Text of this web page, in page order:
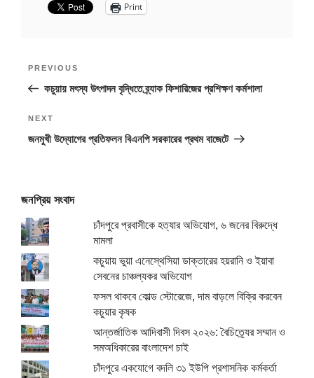
Print
Previous
Post
PREVIOUS
কচুয়ায় মৎস্য উৎপাদন বৃদ্ধিতে ব্র্যাক ফিশারিজের প্রশিক্ষণ কর্মশালা
Next
Post
NEXT
জনমুখী উদ্যোগের প্রতিফলন বিএনপি সরকারের প্রথম বাজেটে
জনপ্রিয় সংবাদ
চাঁদপুরে প্রবাসীকে হত্যার অভিযোগ, ৬ জনের বিরুদ্ধে
মামলা
কচুয়ায় ভুয়া এনেস্থেসিয়া ডাক্তারের হয়রানি ও ইয়াবা
সেবনের চাঞ্চল্যকর অভিযোগ
ফসল থাকবে কোল্ড স্টোরেজে, দাম বাড়লে বিক্রি করবেন
কচুয়ার কৃষক
আন্তর্জাতিক আদিবাসী দিবস ২০২৬: বৈচিত্র্যের সম্মান ও
সমঅধিকারের বাংলাদেশ চাই
চাঁদপুরে একযোগে বদলি ৩১ ইউপি প্রশাসনিক কর্মকর্তা